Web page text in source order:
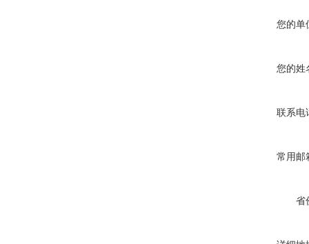
您的单
您的姓
联系电
常用邮
省